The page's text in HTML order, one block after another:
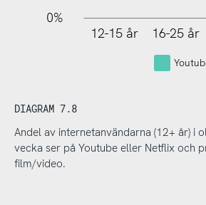
0%
12-15 år 16-25 år
DIAGRAM 7.8
Andel av internetanvändarna (12+ år) i
vecka ser på Youtube eller Netflix och
film/video.